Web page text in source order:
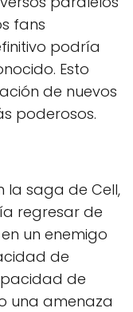
fans
podría
Esto
de nuevos
poderosos.
la saga de Cell,
regresar de
un enemigo
de
de
una amenaza